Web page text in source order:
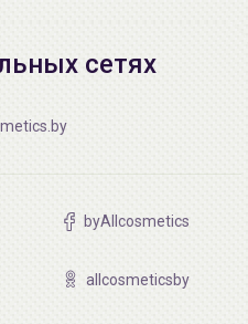
сетях
byAllcosmetics
allcosmeticsby